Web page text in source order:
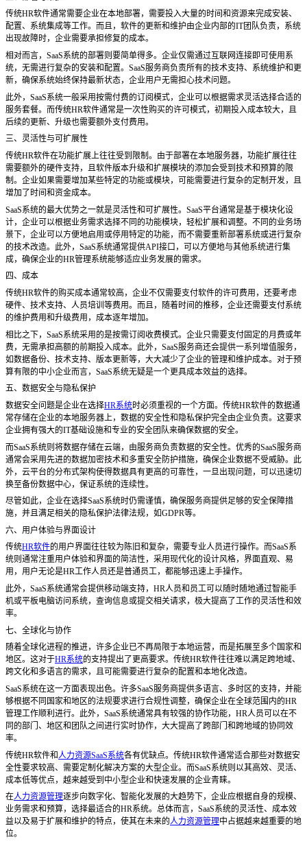
传统HR软件通常需要企业在本地部署，需要投入大量的时间和资源来完成安装、
配置、系统集成等工作。而且，软件的更新和维护由企业内部的IT团队负责，系统
出现故障时，企业需要承担修复的成本。
相对而言， SaaS系统的部署则要简单得多。企业仅需通过互联网连接即可使用系
统，无需进行复杂的安装和配置。SaaS服务商负责所有的技术支持、系统维护和更
新，确保系统始终保持最新状态，企业用户无需担心技术问题。
此外， SaaS系统一般采用按需付费的订阅模式，企业可以根据需求灵活选择合适的
服务套餐。而传统HR软件通常是一次性购买的许可模式，初期投入成本较大，且
后续的更新、升级也需要额外支付费用。
三、灵活性与可扩展性
传统HR软件在功能扩展上往往受到限制。由于部署在本地服务器，功能扩展往往
需要额外的硬件支持，且软件版本升级和扩展模块的添加会受到技术和预算的限
制。企业如果需要增加某些特定的功能或模块，可能需要进行复杂的定制开发，且
增加了时间和资金成本。
SaaS系统的最大优势之一就是灵活性和可扩展性。SaaS平台通常是基于模块化设
计，企业可以根据业务需求选择不同的功能模块，轻松扩展和调整。不同的业务场
景下，企业可以方便地启用或停用特定的功能，而不需要重新部署系统或进行复杂
的技术改造。此外，SaaS系统通常提供API接口，可以方便地与其他系统进行集
成，确保企业的HR管理系统能够适应业务发展的需求。
四、成本
传统HR软件的购买成本通常较高，企业不仅需要支付软件的许可费用，还要考虑
硬件、技术支持、人员培训等费用。而且，随着时间的推移，企业还需要支付系统
的维护费用和升级费用，成本逐年增加。
相比之下， SaaS系统采用的是按需订阅收费模式。企业只需要支付固定的月费或年
费，无需承担高额的前期投入成本。此外，SaaS服务商还会提供一系列增值服务，
如数据备份、技术支持、版本更新等，大大减少了企业的管理和维护成本。对于预
算有限的中小企业而言，SaaS系统无疑是一个更具成本效益的选择。
五、数据安全与隐私保护
数据安全问题是企业在选择HR系统时必须重视的一个方面。传统HR软件的数据通
常存储在企业的本地服务器上，数据的安全性和隐私保护完全由企业负责。这要求
企业拥有强大的IT基础设施和专业的安全团队来确保数据的安全。
而SaaS系统则将数据存储在云端，由服务商负责数据的安全性。优秀的SaaS服务商
通常会采用先进的数据加密技术和多重安全防护措施，确保企业数据不受威胁。此
外，云平台的分布式架构使得数据具有更高的可靠性，一旦出现问题，可以迅速切
换至备份数据中心，保证系统的连续性。
尽管如此，企业在选择SaaS系统时仍需谨慎，确保服务商提供足够的安全保障措
施，并且满足相关的隐私保护法律法规，如GDPR等。
六、用户体验与界面设计
传统HR软件的用户界面往往较为陈旧和复杂，需要专业人员进行操作。而SaaS系
统则通常注重用户体验和界面的简洁性，采用现代化的设计风格，界面直观、易
用，用户无论是HR工作人员还是普通员工，都能够迅速上手操作。
此外， SaaS系统通常会提供移动端支持，HR人员和员工可以随时随地通过智能手
机或平板电脑访问系统，查询信息或提交相关请求，极大提高了工作的灵活性和效
率。
七、全球化与协作
随着全球化进程的推进，许多企业已不再局限于本地运营，而是拓展至多个国家和
地区。这对于HR系统的支持提出了更高要求。传统HR软件往往难以满足跨地域、
跨文化和多语言的需求，且可能需要进行复杂的配置和本地化改造。
SaaS系统在这一方面表现出色。许多SaaS服务商提供多语言、多时区的支持，并能
够根据不同国家和地区的法规要求进行合规性调整，确保企业在全球范围内的HR
管理工作顺利进行。此外，SaaS系统通常具有较强的协作功能，HR人员可以在不
同的部门、地区和团队之间进行实时协作，大大提高了跨部门和跨地域的协同效
率。
传统HR软件和人力资源SaaS系统各有优缺点。传统HR软件通常适合那些对数据安
全性要求较高、需要定制化解决方案的大型企业。而SaaS系统则以其高效、灵活、
成本低等优点，越来越受到中小型企业和快速发展的企业青睐。
在人力资源管理逐步向数字化、智能化发展的大趋势下，企业应根据自身的规模、
业务需求和预算，选择最适合的HR系统。总体而言，SaaS系统的灵活性、成本效
益以及易于扩展和维护的特点，使其在未来的人力资源管理中占据越来越重要的地
位。